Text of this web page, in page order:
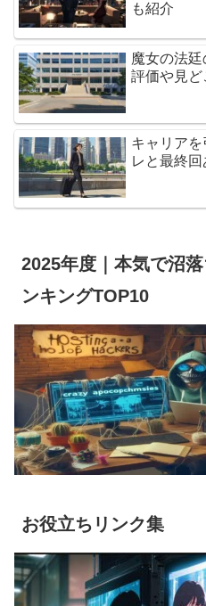
も紹介
魔女の法廷
評価や見
キャリア
レと最終
2025年度｜本気で沼
ンキングTOP10
お役立ちリンク集